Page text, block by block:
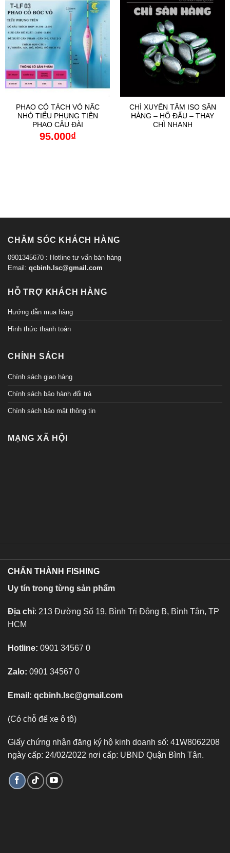
PHAO CỎ TÁCH VỎ NẤC
NHỎ TIỂU PHỤNG TIÊN
PHAO CÂU ĐÀI
95.000₫
CHÌ XUYÊN TÂM ISO SĂN
HÀNG – HỐ ĐẤU – THAY
CHÌ NHANH
CHĂM SÓC KHÁCH HÀNG
0901345670 : Hotline tư vấn bán hàng
Email: qcbinh.lsc@gmail.com
HỖ TRỢ KHÁCH HÀNG
Hướng dẫn mua hàng
Hình thức thanh toán
CHÍNH SÁCH
Chính sách giao hàng
Chính sách bảo hành đổi trả
Chính sách bảo mật thông tin
MẠNG XÃ HỘI
CHẤN THÀNH FISHING
Uy tín trong từng sản phẩm
Địa chỉ: 213 Đường Số 19, Bình Trị Đông B, Bình Tân, TP
HCM
Hotline: 0901 34567 0
Zalo: 0901 34567 0
Email: qcbinh.lsc@gmail.com
(Có chỗ để xe ô tô)
Giấy chứng nhận đăng ký hộ kinh doanh số: 41W8062208
ngày cấp: 24/02/2022 nơi cấp: UBND Quận Bình Tân.